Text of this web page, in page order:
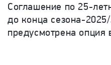
Соглашение по 25-
до конца сезона-
предусмотрена опция